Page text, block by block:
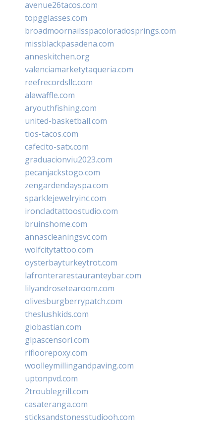
avenue26tacos.com
topgglasses.com
broadmoornailsspacoloradosprings.com
missblackpasadena.com
anneskitchen.org
valenciamarketytaqueria.com
reefrecordsllc.com
alawaffle.com
aryouthfishing.com
united-basketball.com
tios-tacos.com
cafecito-satx.com
graduacionviu2023.com
pecanjackstogo.com
zengardendayspa.com
sparklejewelryinc.com
ironcladtattoostudio.com
bruinshome.com
annascleaningsvc.com
wolfcitytattoo.com
oysterbayturkeytrot.com
lafronterarestauranteybar.com
lilyandrosetearoom.com
olivesburgberrypatch.com
theslushkids.com
giobastian.com
glpascensori.com
rifloorepoxy.com
woolleymillingandpaving.com
uptonpvd.com
2troublegrill.com
casateranga.com
sticksandstonesstudiooh.com